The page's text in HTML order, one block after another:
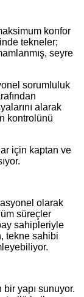
konfor
tekneler;
seyre
sorumluluk
alarak
kontrolünü
için kaptan ve
olarak
süreçler
sahipleriyle
tekne sahibi
yapı sunuyor.